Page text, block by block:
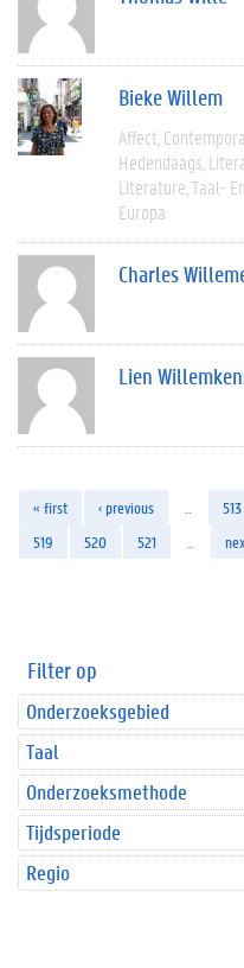
Bieke Willem
Affect
Hedendaags
Literature Taal-
Europa
Charles
Lien
« first ‹ previous 513
519
520 521
Filter op
Onderzoeksgebied
Taal
Onderzoeksmethode
Tijdsperiode
Regio